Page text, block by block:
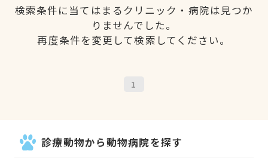
検索条件に当てはまるクリニック・病院は見つか
りませんでした。
再度条件を変更して検索してください。
1
診療動物から動物病院を探す